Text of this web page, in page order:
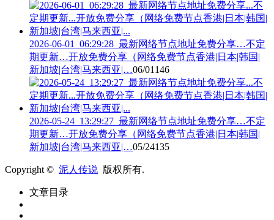
2026-06-01_06:29:28_最新网络节点地址免费分享…不定
期更新…开放免费分享（网络免费节点香港|日本|韩国|
新加坡|台湾|马来西亚|…06/01 146
2026-05-24_13:29:27_最新网络节点地址免费分享…不定
期更新…开放免费分享（网络免费节点香港|日本|韩国|
新加坡|台湾|马来西亚|…05/24135
Copyright © 泥人传说 版权所有.
文章目录